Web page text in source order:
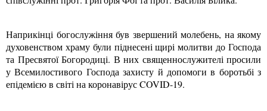
Наприкінці богослужіння був звершений молебень, на якому
духовенством храму були піднесені щирі молитви до Господа
та Пресвятої Богородиці. В них священнослужителі просили
у Всемилостивого Господа захисту й допомоги в боротьбі з
епідемією в світі на коронавірус COVID-19.